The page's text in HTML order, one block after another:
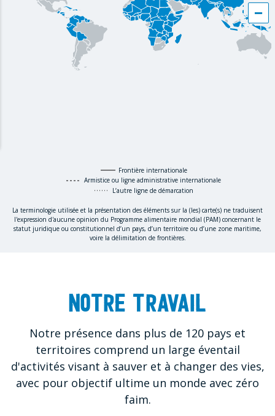
−
Frontière internationale
Armistice ou ligne administrative internationale
L’autre ligne de démarcation
La terminologie utilisée et la présentation des éléments sur la (les) carte(s) ne traduisent
l'expression d'aucune opinion du Programme alimentaire mondial (PAM) concernant le
statut juridique ou constitutionnel d’un pays, d’un territoire ou d’une zone maritime,
voire la délimitation de frontières.
Notre travail
Notre présence dans plus de 120 pays et
territoires comprend un large éventail
d'activités visant à sauver et à changer des vies,
avec pour objectif ultime un monde avec zéro
faim.